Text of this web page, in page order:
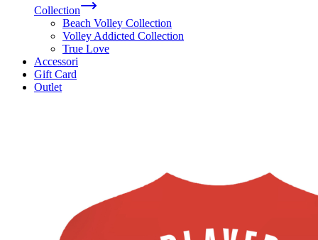
Collection
Beach Volley Collection
Volley Addicted Collection
True Love
Accessori
Gift Card
Outlet